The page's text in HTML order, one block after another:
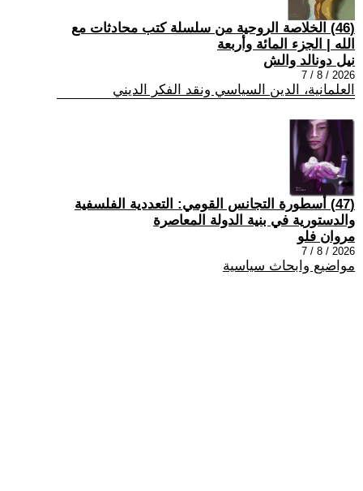
(46) الخلاصة الروحية من سلسلة كتب محادثات مع
الله | الجزء المائة وأربعة
نيل دونالد والش
2026 / 8 / 7
العلمانية، الدين السياسي ونقد الفكر الديني
(47) أسطورة التجانس القومي: التعددية الفلسفية
والدستورية في بنية الدولة المعاصرة
مروان فلو
2026 / 8 / 7
مواضيع وابحاث سياسية